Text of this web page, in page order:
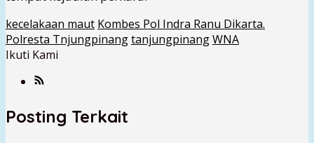
kecelakaan maut Kombes Pol Indra Ranu Dikarta.
Polresta TnjungpinangtanjungpinangWNA
Ikuti Kami
Posting Terkait